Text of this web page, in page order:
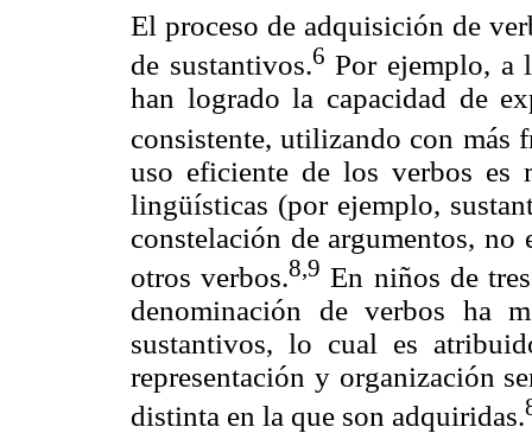
El proceso de adquisición de
de sustantivos.6 Por ejemplo, a
han logrado la capacidad de
consistente, utilizando con más
uso eficiente de los verbos es
lingüísticas (por ejemplo,
constelación de argumentos,
otros verbos.8,9 En niños de
denominación de verbos ha
sustantivos, lo cual es
representación y organización
distinta en la que son adquiridas.